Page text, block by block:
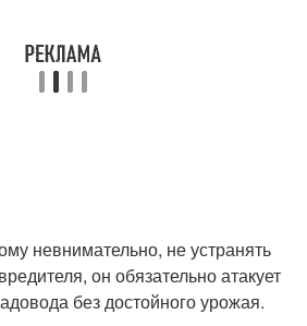
невнимательно, не устранять
он обязательно атакует
без достойного урожая.